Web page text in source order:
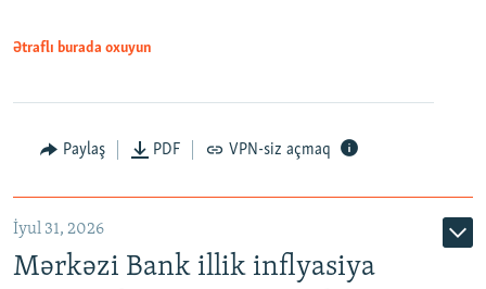
Ətraflı burada oxuyun
Paylaş PDF VPN-siz açmaq
İyul 31, 2026
Mərkəzi Bank illik inflyasiya